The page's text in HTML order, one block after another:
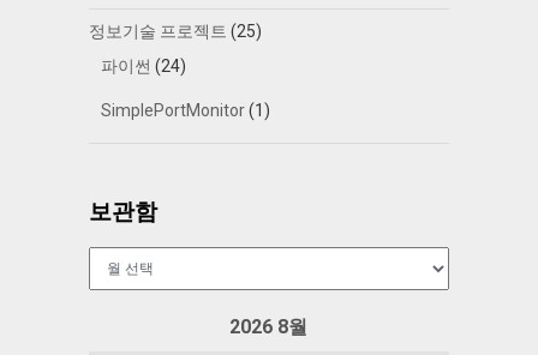
정보기술 프로젝트 (25)
파이썬 (24)
SimplePortMonitor(1)
보관함
2026 8월